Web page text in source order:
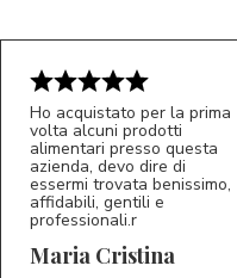
MC 5/5
Ho acquistato per la prima
volta alcuni prodotti
alimentari presso questa
azienda, devo dire di
essermi trovata benissimo,
affidabili, gentili e
professionali.r
Maria Cristina